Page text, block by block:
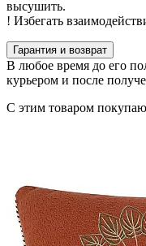
высушить.
! Избегать
Гарантия и возврат
В любое время до его
курьером и после
С этим товаром